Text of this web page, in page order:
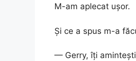
M-am aplecat ușor.
Și ce a spus m-a
— Gerry, îți